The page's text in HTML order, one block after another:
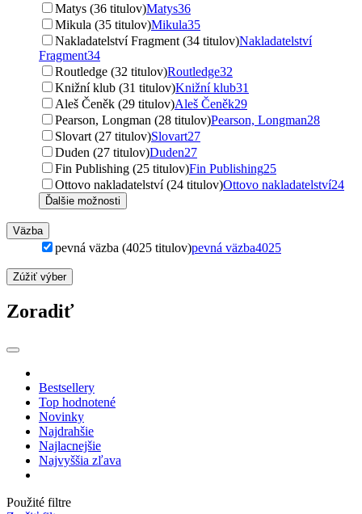
Matys (36 titulov)Matys36
Mikula (35 titulov)Mikula35
Nakladatelství Fragment (34 titulov)Nakladatelství
Fragment34
Routledge (32 titulov)Routledge32
Knižní klub (31 titulov)Knižní klub31
Aleš Čeněk (29 titulov)Aleš Čeněk29
Pearson, Longman (28 titulov)Pearson, Longman28
Slovart (27 titulov)Slovart27
Duden (27 titulov)Duden27
Fin Publishing (25 titulov)Fin Publishing25
Ottovo nakladatelství (24 titulov)Ottovo nakladatelství24
Ďalšie možnosti
Väzba
pevná väzba (4025 titulov)pevná väzba4025
Zúžiť výber
Zoradiť
Bestsellery
Top hodnotené
Novinky
Najdrahšie
Najlacnejšie
Najvyššia zľava
Použité filtre